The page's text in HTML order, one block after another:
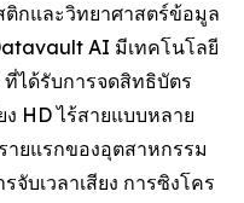
กและวิทยาศาสตร์ข้อมูล
AI มีเทคโนโลยี
ที่ได้รับการจดสิทธิบัตร
HD ไร้สายแบบหลาย
ยแรกของอุตสาหกรรม
บเวลาเสียง การซิงโคร